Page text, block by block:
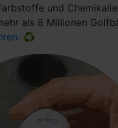
und
als 8 Millionen
. ♻